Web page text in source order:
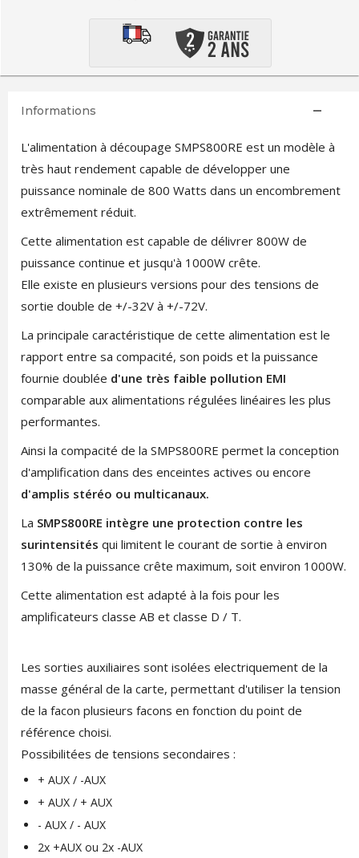
Informations
L'alimentation à découpage SMPS800RE est un modèle à
très haut rendement capable de développer une
puissance nominale de 800 Watts dans un encombrement
extrêmement réduit.
Cette alimentation est capable de délivrer 800W de
puissance continue et jusqu'à 1000W crête.
Elle existe en plusieurs versions pour des tensions de
sortie double de +/-32V à +/-72V.
La principale caractéristique de cette alimentation est le
rapport entre sa compacité, son poids et la puissance
fournie doublée d'une très faible pollution EMI
comparable aux alimentations régulées linéaires les plus
performantes.
Ainsi la compacité de la SMPS800RE permet la conception
d'amplification dans des enceintes actives ou encore
d'amplis stéréo ou multicanaux.
La SMPS800RE intègre une protection contre les
surintensités qui limitent le courant de sortie à environ
130% de la puissance crête maximum, soit environ 1000W.
Cette alimentation est adapté à la fois pour les
amplificateurs classe AB et classe D / T.
Les sorties auxiliaires sont isolées electriquement de la
masse général de la carte, permettant d'utiliser la tension
de la facon plusieurs facons en fonction du point de
référence choisi.
Possibilitées de tensions secondaires :
+ AUX / -AUX
+ AUX / + AUX
- AUX / - AUX
2x +AUX ou 2x -AUX